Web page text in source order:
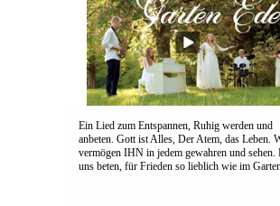
Ein Lied zum Entspannen, Ruhig werden und
anbeten. Gott ist Alles, Der Atem, das Leben.
vermögen IHN in jedem gewahren und sehen.
uns beten, für Frieden so lieblich wie im